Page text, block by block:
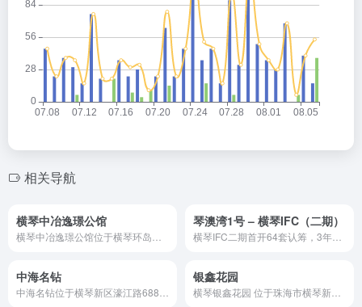
相关导航
横琴中冶逸璟公馆 琴澳湾1号 – 横琴IFC（二期）
中海名钻 银鑫花园